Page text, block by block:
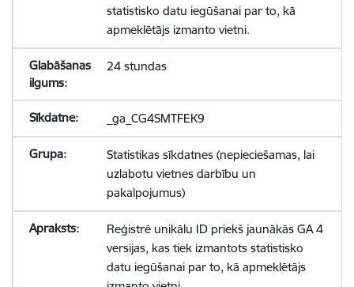
statistisko datu iegūšanai par to, kā
apmeklētājs izmanto vietni.
24 stundas
_ga_CG4SMTFEK9
Statistikas sīkdatnes (nepieciešamas, lai
uzlabotu vietnes darbību un
pakalpojumus)
Reģistrē unikālu ID priekš jaunākās GA 4
versijas, kas tiek izmantots statistisko
datu iegūšanai par to, kā apmeklētājs